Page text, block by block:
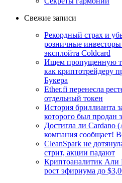
Свежие записи
Рекордный страх и
розничные
эксплойта Coldcard
Ищем пропущенную
как криптотрейдеру
Букера
Ether.fi перенесла
отдельный токен
История бриллианта
которого был продан
Достигла ли Cardano
компания сообщает!
CleanSpark не
стрит, акции падают
Криптоаналитик Али
рост эфириума до